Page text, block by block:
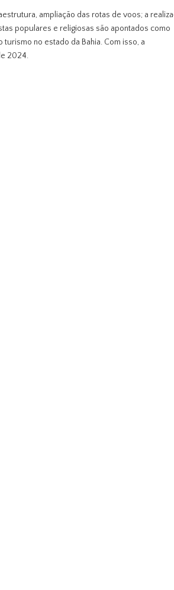
ampliação das rotas de voos; a
populares e religiosas são apontados como
no estado da Bahia. Com isso, a
2024.